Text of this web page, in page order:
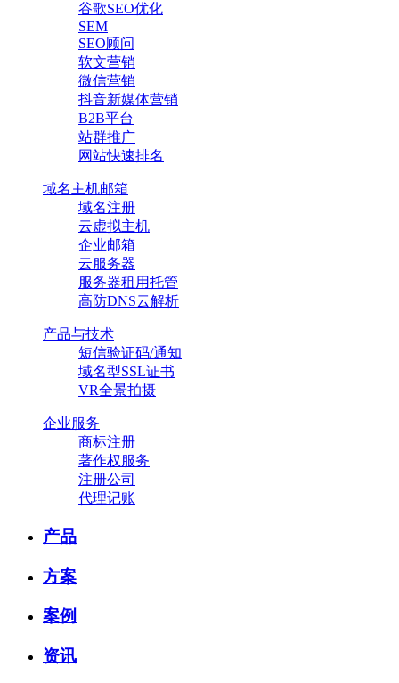
谷歌SEO优化
SEM
SEO顾问
软文营销
微信营销
抖音新媒体营销
B2B平台
站群推广
网站快速排名
域名主机邮箱
域名注册
云虚拟主机
企业邮箱
云服务器
服务器租用托管
高防DNS云解析
产品与技术
短信验证码/通知
域名型SSL证书
VR全景拍摄
企业服务
商标注册
著作权服务
注册公司
代理记账
产品
方案
案例
资讯